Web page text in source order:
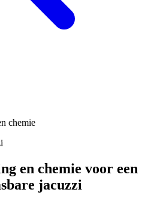
chemie
en chemie voor een
jacuzzi